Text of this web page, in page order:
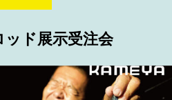
ッド展示受注会